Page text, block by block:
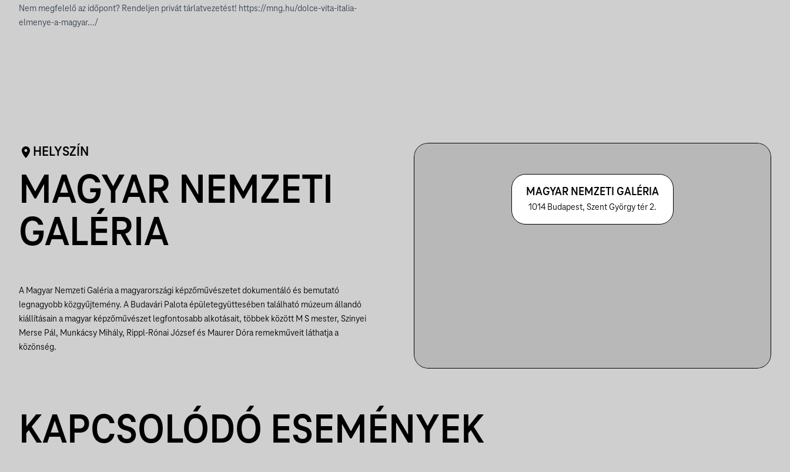
Nem megfelelő az időpont? Rendeljen privát tárlatvezetést! https://mng.hu/dolce-vita-italia-
elmenye-a-magyar.../
HELYSZÍN
MAGYAR NEMZETI
GALÉRIA
A Magyar Nemzeti Galéria a magyarországi képzőművészetet dokumentáló és bemutató
legnagyobb közgyűjtemény. A Budavári Palota épületegyüttesében található múzeum állandó
kiállításain a magyar képzőművészet legfontosabb alkotásait, többek között M S mester, Szinyei
Merse Pál, Munkácsy Mihály, Rippl-Rónai József és Maurer Dóra remekműveit láthatja a
közönség.
MAGYAR NEMZETI GALÉRIA
1014 Budapest, Szent György tér 2.
KAPCSOLÓDÓ ESEMÉNYEK